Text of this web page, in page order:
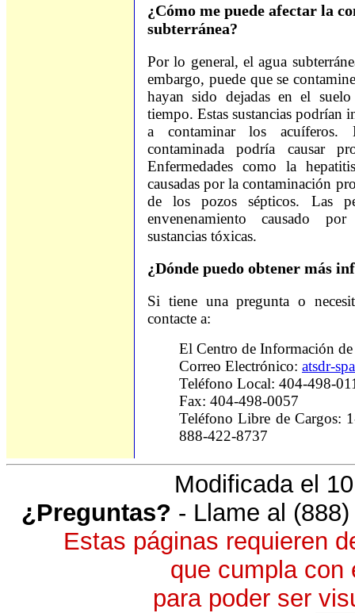
¿Cómo me puede afectar la
subterránea?
Por lo general, el agua
embargo, puede que se
hayan sido dejadas en el
tiempo. Estas sustancias podrían
a contaminar los
contaminada podría causar
Enfermedades como la
causadas por la contaminación
de los pozos sépticos. Las
envenenamiento causado
sustancias tóxicas.
¿Dónde puedo obtener más
Si tiene una pregunta o
contacte a:
El Centro de Información
Correo Electrónico: atsdr-
Teléfono Local: 404-498-
Fax: 404-498-0057
Teléfono Libre de Cargos:
888-422-8737
Modificada el
¿Preguntas? - Llame al
Estas páginas requieren
que cumpla
para poder ser